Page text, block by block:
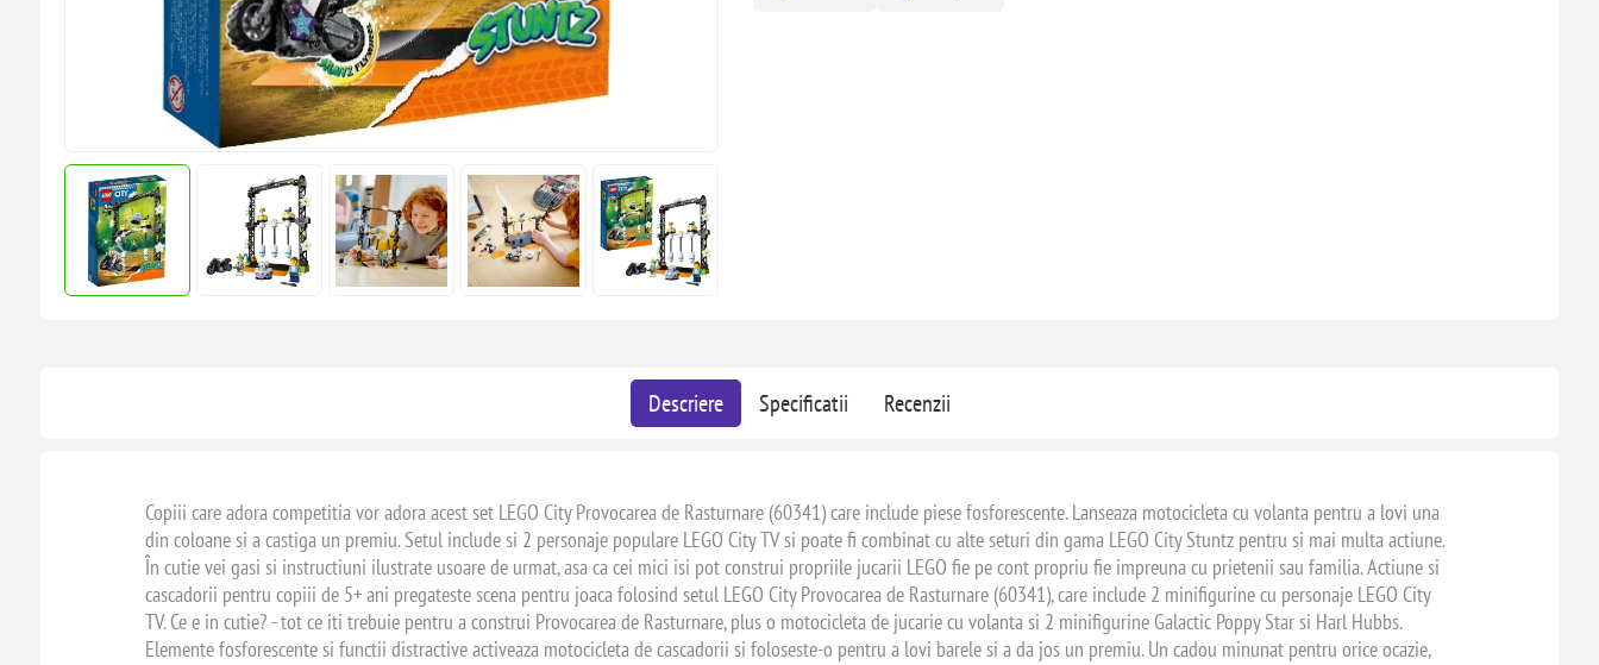
Descriere Specificatii Recenzii
Copiii care adora competitia vor adora acest set LEGO City Provocarea de Rasturnare (60341) care include piese fosforescente. Lanseaza motocicleta cu volanta pentru a lovi una
din coloane si a castiga un premiu. Setul include si 2 personaje populare LEGO City TV si poate fi combinat cu alte seturi din gama LEGO City Stuntz pentru si mai multa actiune.
În cutie vei gasi si instructiuni ilustrate usoare de urmat, asa ca cei mici isi pot construi propriile jucarii LEGO fie pe cont propriu fie impreuna cu prietenii sau familia. Actiune si
cascadorii pentru copiii de 5+ ani pregateste scena pentru joaca folosind setul LEGO City Provocarea de Rasturnare (60341), care include 2 minifigurine cu personaje LEGO City
TV. Ce e in cutie? - tot ce iti trebuie pentru a construi Provocarea de Rasturnare, plus o motocicleta de jucarie cu volanta si 2 minifigurine Galactic Poppy Star si Harl Hubbs.
Elemente fosforescente si functii distractive activeaza motocicleta de cascadorii si foloseste-o pentru a lovi barele si a da jos un premiu. Un cadou minunat pentru orice ocazie,